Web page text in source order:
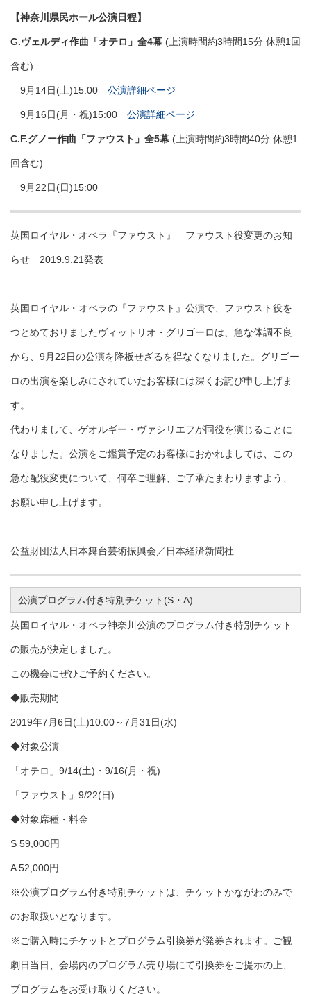
【神奈川県民ホール公演日程】
G.ヴェルディ作曲「オテロ」全4幕 (上演時間約3時間15分 休憩1回
含む)
9月14日(土)15:00 公演詳細ページ
9月16日(月・祝)15:00 公演詳細ページ
C.F.グノー作曲「ファウスト」全5幕 (上演時間約3時間40分 休憩1
回含む)
9月22日(日)15:00
英国ロイヤル・オペラ『ファウスト』 ファウスト役変更のお知
らせ 2019.9.21発表
英国ロイヤル・オペラの『ファウスト』公演で、ファウスト役を
つとめておりましたヴィットリオ・グリゴーロは、急な体調不良
から、9月22日の公演を降板せざるを得なくなりました。グリゴー
ロの出演を楽しみにされていたお客様には深くお詫び申し上げま
す。
代わりまして、ゲオルギー・ヴァシリエフが同役を演じることに
なりました。公演をご鑑賞予定のお客様におかれましては、この
急な配役変更について、何卒ご理解、ご了承たまわりますよう、
お願い申し上げます。
公益財団法人日本舞台芸術振興会／日本経済新聞社
公演プログラム付き特別チケット(S・A)
英国ロイヤル・オペラ神奈川公演のプログラム付き特別チケット
の販売が決定しました。
この機会にぜひご予約ください。
◆販売期間
2019年7月6日(土)10:00～7月31日(水)
◆対象公演
「オテロ」9/14(土)・9/16(月・祝)
「ファウスト」9/22(日)
◆対象席種・料金
S 59,000円
A 52,000円
※公演プログラム付き特別チケットは、チケットかながわのみで
のお取扱いとなります。
※ご購入時にチケットとプログラム引換券が発券されます。ご観
劇日当日、会場内のプログラム売り場にて引換券をご提示の上、
プログラムをお受け取りください。